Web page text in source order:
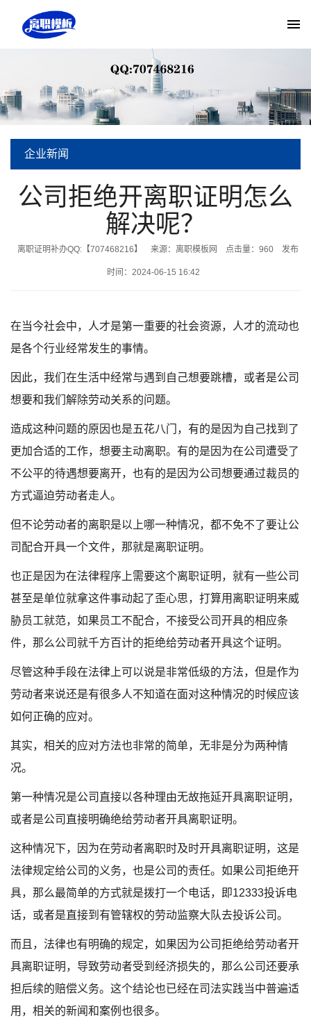
企业新闻
当前位置:离职模板网 > 新闻中心>企业新闻> 公司拒绝开离职证明怎么解
公司拒绝开离职证明怎么
解决呢？
离职证明补办QQ:【707468216】 来源：离职模板网 点击量： 960 发布
时间：2024-06-15 16:42
在当今社会中，人才是第一重要的社会资源，人才的流动也
是各个行业经常发生的事情。
因此，我们在生活中经常与遇到自己想要跳槽，或者是公司
想要和我们解除劳动关系的问题。
造成这种问题的原因也是五花八门，有的是因为自己找到了
更加合适的工作，想要主动离职。有的是因为在公司遭受了
不公平的待遇想要离开，也有的是因为公司想要通过裁员的
方式逼迫劳动者走人。
但不论劳动者的离职是以上哪一种情况，都不免不了要让公
司配合开具一个文件，那就是离职证明。
也正是因为在法律程序上需要这个离职证明，就有一些公司
甚至是单位就拿这件事动起了歪心思，打算用离职证明来威
胁员工就范，如果员工不配合，不接受公司开具的相应条
件，那么公司就千方百计的拒绝给劳动者开具这个证明。
尽管这种手段在法律上可以说是非常低级的方法，但是作为
劳动者来说还是有很多人不知道在面对这种情况的时候应该
如何正确的应对。
其实，相关的应对方法也非常的简单，无非是分为两种情
况。
第一种情况是公司直接以各种理由无故拖延开具离职证明，
或者是公司直接明确绝给劳动者开具离职证明。
这种情况下，因为在劳动者离职时及时开具离职证明，这是
法律规定给公司的义务，也是公司的责任。如果公司拒绝开
具，那么最简单的方式就是拨打一个电话，即12333投诉电
话，或者是直接到有管辖权的劳动监察大队去投诉公司。
而且，法律也有明确的规定，如果因为公司拒绝给劳动者开
具离职证明，导致劳动者受到经济损失的，那么公司还要承
担后续的赔偿义务。这个结论也已经在司法实践当中普遍适
用，相关的新闻和案例也很多。